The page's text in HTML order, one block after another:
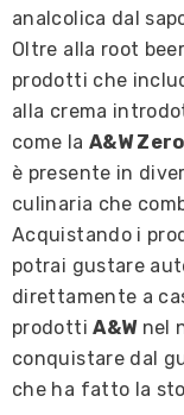
analcolica dal
Oltre alla root
prodotti che
alla crema
come la A&W
è presente in
culinaria che
Acquistando i
potrai gustare
direttamente a
prodottiA&Wnel
conquistare dal
che ha fatto la